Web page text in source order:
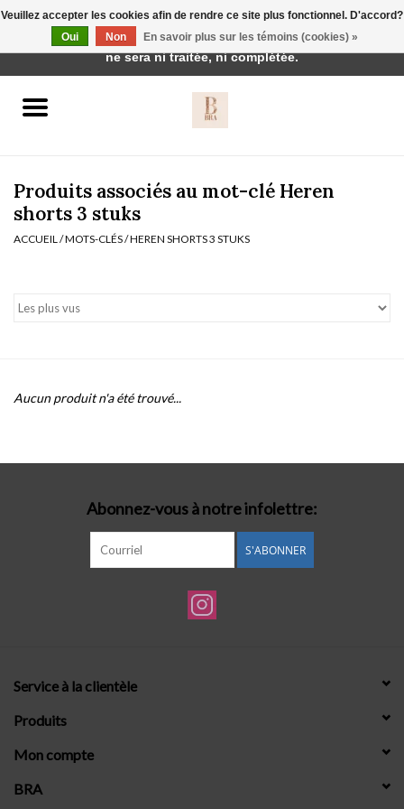
vêtements de nuit
Badmode
Produits associés au mot-clé Heren
shorts 3 stuks
ACCUEIL /MOTS-CLÉS/HEREN SHORTS 3 STUKS
Aucun produit n'a été trouvé...
Abonnez-vous à notre infolettre:
S'ABONNER
Service à la clientèle
Produits
Mon compte
BRA
Veuillez accepter les cookies afin de rendre ce site plus fonctionnel. D'accord?
Oui
Non En savoir plus sur les témoins (cookies) »
Cette boutique est en construction. Toute commande passée
ne sera ni traitée, ni complétée.